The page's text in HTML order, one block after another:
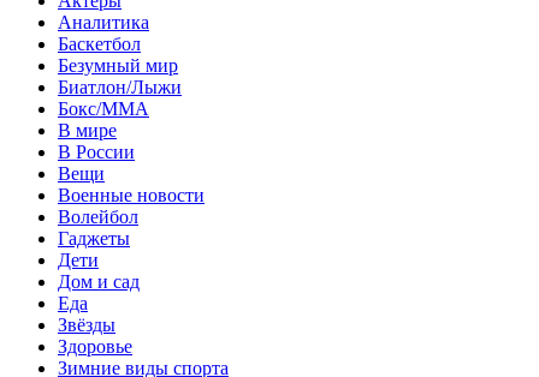
Аналитика
Баскетбол
Безумный мир
Биатлон/Лыжи
Бокс/MMA
В мире
В России
Вещи
Военные новости
Волейбол
Гаджеты
Дети
Дом и сад
Еда
Звёзды
Здоровье
Зимние виды спорта